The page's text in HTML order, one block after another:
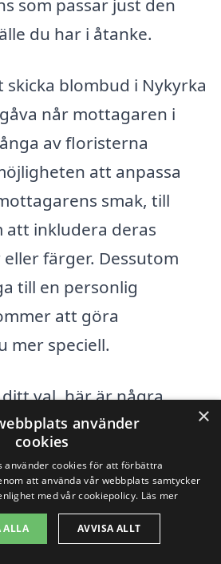
som passar just den
du har i åtanke.
blombud i Nykyrka
når mottagaren i
av floristerna
att anpassa
smak, till
att inkludera deras
färger. Dessutom
till en personlig
att göra
mer speciell.
val, här är några
tänka på när du ska
Kontrollera om
same-day delivery
×
använder
cookies
använder cookies för att förbättra
att använda vår webbplats samtycker
med vår cookiepolicy. Läs mer
ALLA AVVISA ALLT